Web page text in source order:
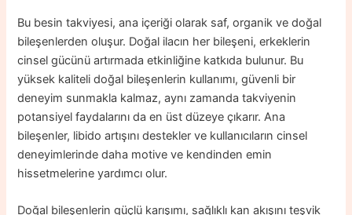
Bu besin takviyesi, ana içeriği olarak saf, organik ve doğal
bileşenlerden oluşur. Doğal ilacın her bileşeni, erkeklerin
cinsel gücünü artırmada etkinliğine katkıda bulunur. Bu
yüksek kaliteli doğal bileşenlerin kullanımı, güvenli bir
deneyim sunmakla kalmaz, aynı zamanda takviyenin
potansiyel faydalarını da en üst düzeye çıkarır. Ana
bileşenler, libido artışını destekler ve kullanıcıların cinsel
deneyimlerinde daha motive ve kendinden emin
hissetmelerine yardımcı olur.
Doğal bileşenlerin güçlü karışımı, sağlıklı kan akışını teşvik